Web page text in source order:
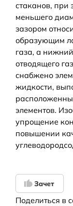
стаканов, при
меньшего
зазором
образующим
газа, а
отводящего
снабжено
жидкости,
элементов.
упрощение
повышении
Зачет
Поделиться в